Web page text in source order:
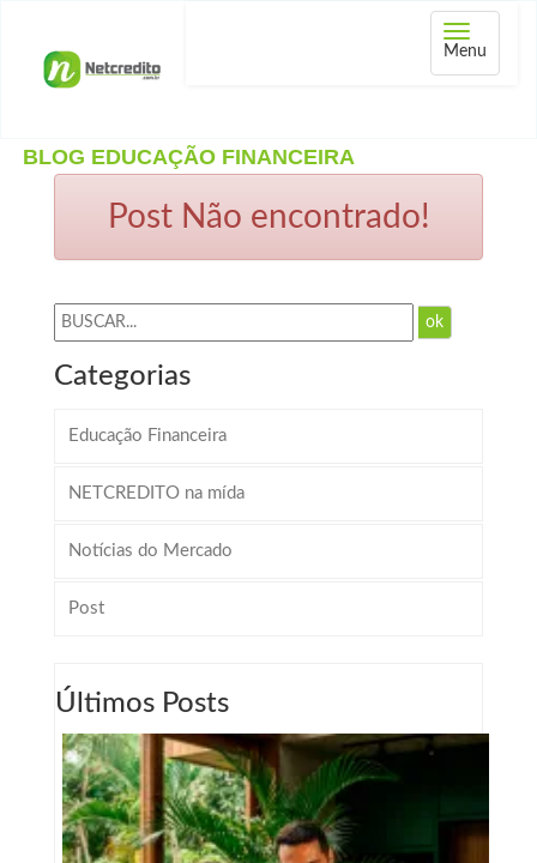
Abrir
menu
Menu
BLOG EDUCAÇÃO FINANCEIRA
Post Não encontrado!
ok
Categorias
Educação Financeira
NETCREDITO na mída
Notícias do Mercado
Post
Últimos Posts